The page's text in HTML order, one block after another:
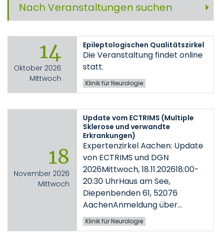
Nach Veranstaltungen suchen
14
Oktober 2026
Mittwoch
Epileptologischen Qualitätszirkel
Die Veranstaltung findet online
statt.
Klinik für Neurologie
18
November 2026
Mittwoch
Update vom ECTRIMS (Multiple
Sklerose und verwandte
Erkrankungen)
Expertenzirkel Aachen: Update
von ECTRIMS und DGN
2026Mittwoch, 18.11.202618:00-
20:30 UhrHaus am See,
Diepenbenden 61, 52076
AachenAnmeldung über…
Klinik für Neurologie